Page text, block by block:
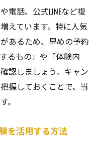
得られる納得の理由
断する基準を仙台で
ート内容をまとめる
電話、公式LINEなど複
えています。特に人気
あるため、早めの予約
るもの」や「体験内
認しましょう。キャン
握しておくことで、当
。
を活用する方法